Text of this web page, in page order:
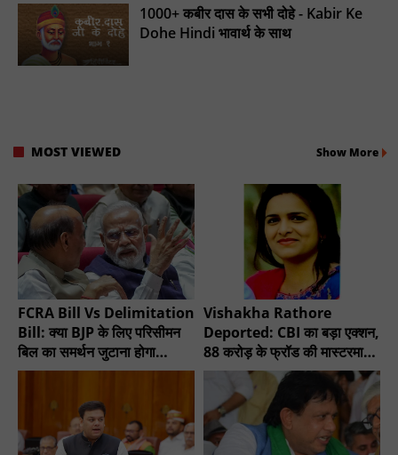
1000+ कबीर दास के सभी दोहे - Kabir Ke
Dohe Hindi भावार्थ के साथ
MOST VIEWED Show More
FCRA Bill Vs Delimitation
Bill: क्या BJP के लिए परिसीमन
बिल का समर्थन जुटाना होगा
मुश्किल?
Vishakha Rathore
Deported: CBI का बड़ा एक्शन,
88 करोड़ के फ्रॉड की मास्टरमाइंड
गिरफ्तार